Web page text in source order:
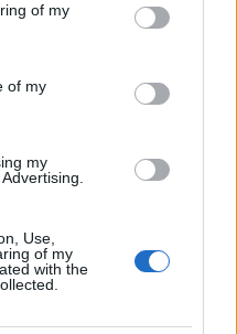
You may click to
its third-party tags to
purposes in below Google
of my
of my
my
Use,
of my
with the
εδώ
50 /50
κάνουμε πίσω, είτε
πόλεμο είτε σε